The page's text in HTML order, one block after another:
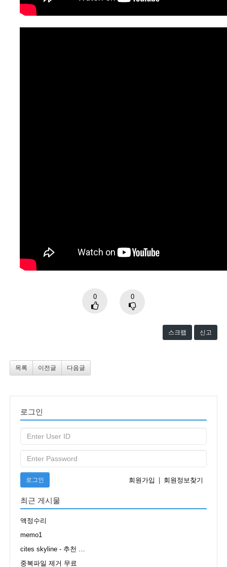
0 0
스크랩 신고
목록 이전글 다음글
로그인
로그인 회원가입 회원정보찾기
최근 게시물
액정수리
memo1
cites skyline - 추천 …
중복파일 제거 무료